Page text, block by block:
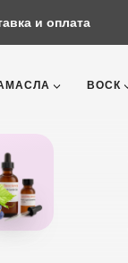
и оплата
ВОСК